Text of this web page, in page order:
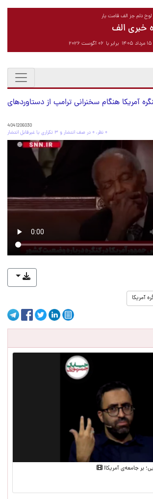
دلم جز الف قامت یار
خبری الف
آمریکا هنگام سخنرانی ترامپ از دستاوردهای
4041206030
۰ نظر، ۰ در صف انتشار و ۳ تکراری یا غیرقابل انتشار
آمریکا
بر جامعه‌ی آمریکا!